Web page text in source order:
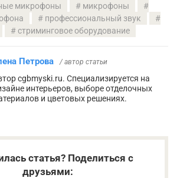
микрофоны
микрофоны
профессиональный звук
стриминговое оборудование
Петрова / автор статьи
cgbmyski.ru. Специализируется на
интерьеров, выборе отделочных
и цветовых решениях.
статья? Поделиться с
друзьями: